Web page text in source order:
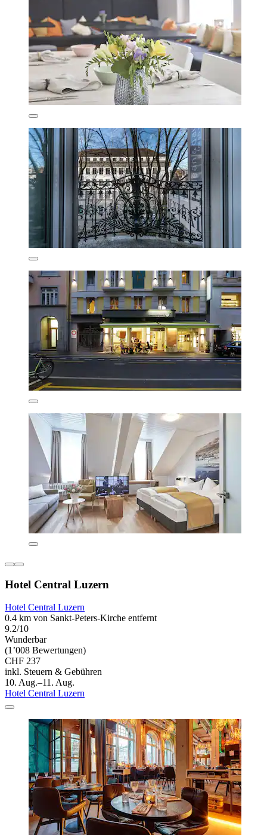
Hotel Central Luzern
Hotel Central Luzern
0.4 km von Sankt-Peters-Kirche entfernt
9.2/10
Wunderbar
(1’008 Bewertungen)
CHF 237
inkl. Steuern & Gebühren
10. Aug.–11. Aug.
Hotel Central Luzern